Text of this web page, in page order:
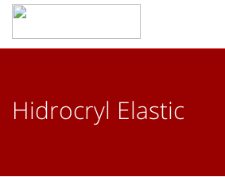
Hidrocryl Elastic